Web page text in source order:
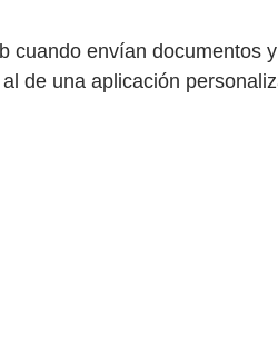
cuando envían documentos
de una aplicación